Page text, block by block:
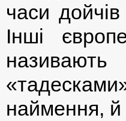
часи
Інші
наймення, й